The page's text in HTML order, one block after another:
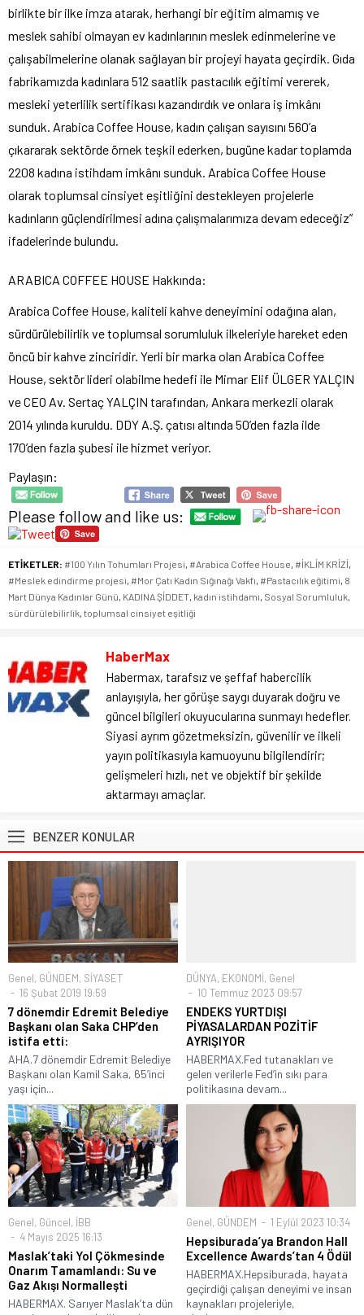
birlikte bir ilke imza atarak, herhangi bir eğitim almamış ve
meslek sahibi olmayan ev kadınlarının meslek edinmelerine ve
çalışabilmelerine olanak sağlayan bir projeyi hayata geçirdik. Gıda
fabrikamızda kadınlara 512 saatlik pastacılık eğitimi vererek,
mesleki yeterlilik sertifikası kazandırdık ve onlara iş imkânı
sunduk. Arabica Coffee House, kadın çalışan sayısını 560’a
çıkararak sektörde örnek teşkil ederken, bugüne kadar toplamda
2208 kadına istihdam imkânı sunduk. Arabica Coffee House
olarak toplumsal cinsiyet eşitliğini destekleyen projelerle
kadınların güçlendirilmesi adına çalışmalarımıza devam edeceğiz”
ifadelerinde bulundu.
ARABICA COFFEE HOUSE Hakkında:
Arabica Coffee House, kaliteli kahve deneyimini odağına alan,
sürdürülebilirlik ve toplumsal sorumluluk ilkeleriyle hareket eden
öncü bir kahve zinciridir. Yerli bir marka olan Arabica Coffee
House, sektör lideri olabilme hedefi ile Mimar Elif ÜLGER YALÇIN
ve CEO Av. Sertaç YALÇIN tarafından, Ankara merkezli olarak
2014 yılında kuruldu. DDY A.Ş. çatısı altında 50’den fazla ilde
170’den fazla şubesi ile hizmet veriyor.
Paylaşın:
Please follow and like us:
ETİKETLER: #100 Yılın Tohumları Projesi, #Arabica Coffee House, #İKLİM KRİZİ,
#Meslek edindirme projesi, #Mor Çatı Kadın Sığınağı Vakfı, #Pastacılık eğitimi, 8
Mart Dünya Kadınlar Günü, KADINA ŞİDDET, kadın istihdamı, Sosyal Sorumluluk,
sürdürülebilirlik, toplumsal cinsiyet eşitliği
HaberMax
Habermax, tarafsız ve şeffaf habercilik
anlayışıyla, her görüşe saygı duyarak doğru ve
güncel bilgileri okuyucularına sunmayı hedefler.
Siyasi ayrım gözetmeksizin, güvenilir ve ilkeli
yayın politikasıyla kamuoyunu bilgilendirir;
gelişmeleri hızlı, net ve objektif bir şekilde
aktarmayı amaçlar.
BENZER KONULAR
Genel, GÜNDEM, SİYASET
16 Şubat 2019 19:59
7 dönemdir Edremit Belediye
Başkanı olan Saka CHP’den
istifa etti:
AHA.7 dönemdir Edremit Belediye
Başkanı olan Kamil Saka, 65’inci
yaşı için...
DÜNYA, EKONOMİ, Genel
10 Temmuz 2023 09:57
ENDEKS YURTDIŞI
PİYASALARDAN POZİTİF
AYRIŞIYOR
HABERMAX.Fed tutanakları ve
gelen verilerle Fed’in sıkı para
politikasına devam...
Genel, Güncel, İBB
4 Mayıs 2025 16:13
Maslak’taki Yol Çökmesinde
Onarım Tamamlandı: Su ve
Gaz Akışı Normalleşti
HABERMAX. Sarıyer Maslak’ta dün
Genel, GÜNDEM 1 Eylül 2023 10:34
Hepsiburada’ya Brandon Hall
Excellence Awards’tan 4 Ödül
HABERMAX.Hepsiburada, hayata
geçirdiği çalışan deneyimi ve insan
kaynakları projeleriyle,